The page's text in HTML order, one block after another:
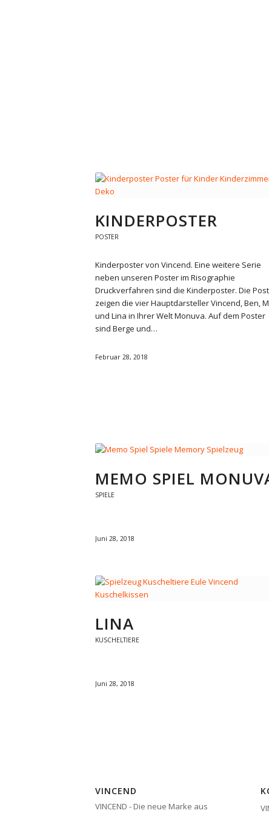
KINDERPOSTER
POSTER
Kinderposter von Vincend. Eine weitere Serie
neben unseren Poster im Risographie
Druckverfahren sind die Kinderposter. Die
zeigen die vier Hauptdarsteller Vincend, Ben,
und Lina in Ihrer Welt Monuva. Auf dem Poster
sind Berge und…
Februar 28, 2018
MEMO SPIEL
SPIELE
Juni 28, 2018
LINA
KUSCHELTIERE
Juni 28, 2018
VINCEND
VINCEND - Die neue Marke aus